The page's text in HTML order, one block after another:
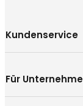
Kundenservice
Für